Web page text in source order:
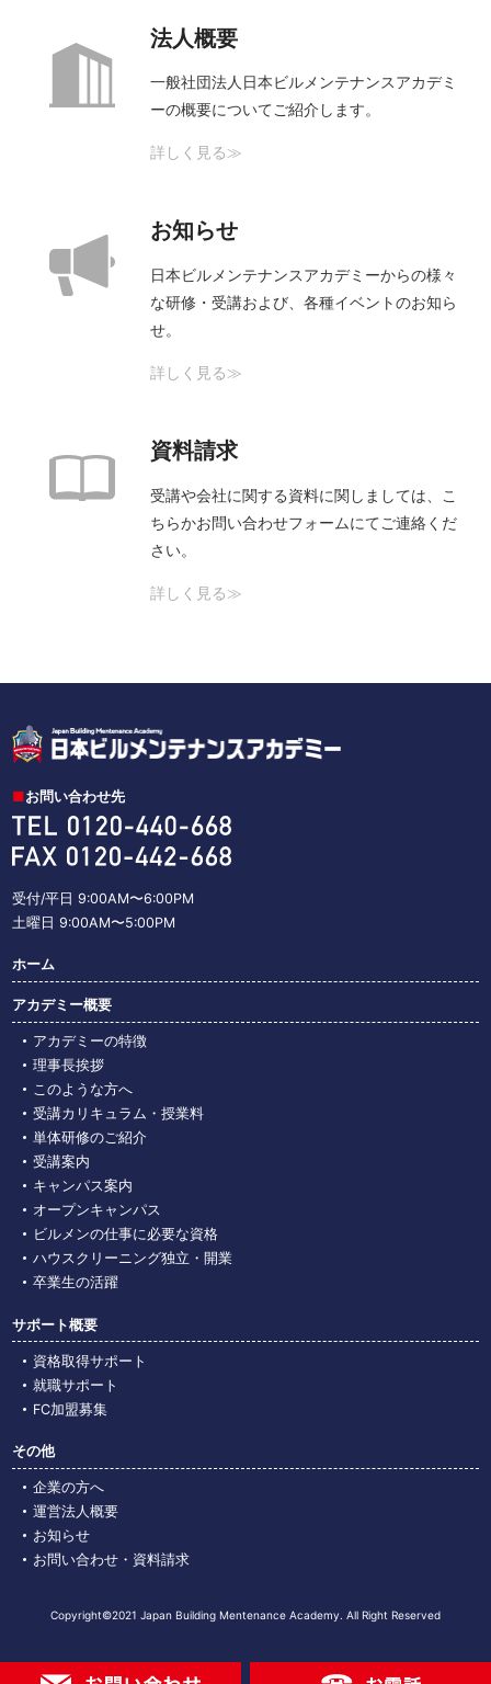
法人概要
一般社団法人日本ビルメンテナンスアカデミ
ーの概要についてご紹介します。
詳しく見る≫
お知らせ
日本ビルメンテナンスアカデミーからの様々
な研修・受講および、各種イベントのお知ら
せ。
詳しく見る≫
資料請求
受講や会社に関する資料に関しましては、こ
ちらかお問い合わせフォームにてご連絡くだ
さい。
詳しく見る≫
お問い合わせ先
受付/平日 9:00AM〜6:00PM
土曜日 9:00AM〜5:00PM
ホーム
アカデミー概要
アカデミーの特徴
理事長挨拶
このような⽅へ
受講カリキュラム・授業料
単体研修のご紹介
受講案内
キャンパス案内
オープンキャンパス
ビルメンの仕事に必要な資格
ハウスクリーニング独立・開業
卒業生の活躍
サポート概要
資格取得サポート
就職サポート
FC加盟募集
その他
企業の⽅へ
運営法人概要
お知らせ
お問い合わせ・資料請求
Copyright©2021 Japan Building Mentenance Academy. All Right Reserved